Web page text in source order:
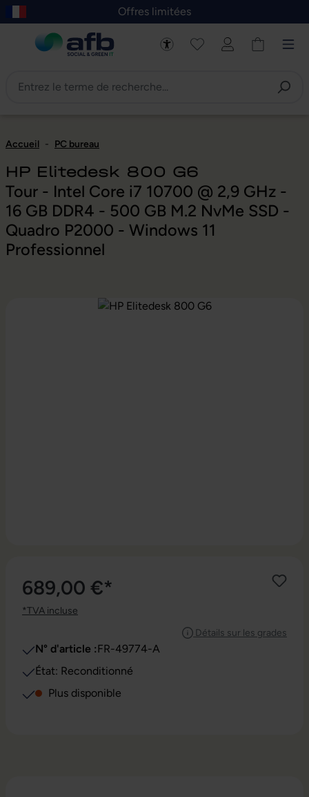
au contenu principal
Skip to B2B platform navigation
Offres limitées
Accueil - PC bureau
HP Elitedesk 800 G6
Tour - Intel Core i7 10700 @ 2,9 GHz -
16 GB DDR4 - 500 GB M.2 NvMe SSD -
Quadro P2000 - Windows 11
Professionnel
Ignorer la galerie d'images
689,00 €*
*TVA incluse
Détails sur les grades
N° d'article :FR-49774-A
État: Reconditionné
Plus disponible